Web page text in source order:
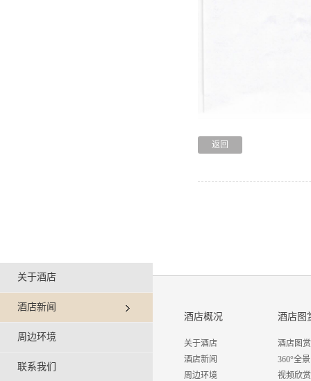
返回
关于酒店
酒店新闻
周边环境
联系我们
酒店概况
关于酒店
酒店新闻
周边环境
酒店图
酒店图赏
360°全景
视频欣赏